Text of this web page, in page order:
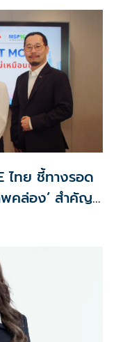
ไทย ชี้ทางรอด
พคล่อง’ สำคัญ